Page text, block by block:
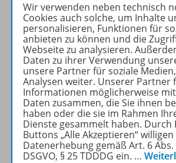
Zugehörige Produkte
Inhaltsverzeichnis
Für Schülerinnen und
Verstehen, Üben, Testen
Wir verwenden neben technisch
Cookies auch solche, um Inhalte
personalisieren, Funktionen für
anbieten zu können und die
Webseite zu analysieren.
Daten zu ihrer Verwendung
unsere Partner für soziale
Analysen weiter. Unserer Partner
Informationen möglicherweise
Daten zusammen, die Sie ihnen
haben oder die sie im Rahmen
Dienste gesammelt haben. Durch
Buttons „Alle Akzeptieren“
Datenerhebung gemäß Art. 6 Abs.
DSGVO, § 25 TDDDG ein. …